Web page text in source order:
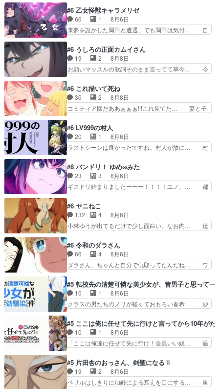
ンゴル政治」国家の表舞台に… 前回のシタラと対
比したおおらかな笑顔が印… 戦争よりも経済の領
域をその視野に入れてい…
のアニメの演出、同じCloverWor… 貞宗の思考を
読み切れなかったのは、経験の… 信濃仮面いった
い誰なんだ！役に立ちたいで… 人形だったり将棋
だったり、諏訪神党の三大… ・これ罠じゃない
意味。特に諏訪の地は山… 薄々思ってたけど実写
パートに対する熱意が… 亜也子ちゃん面白い親父
さんが無事で良かっ…
#6 乙女怪獣キャラメリゼ
66 1
8月6日
来夢を誑かした岡田と遭遇、でも岡田は気付… 自
なからのメイク道具が、らいりーさんを… らいり
ーの影響で理想に向けて努力する黒絵… コングと
ゴ〇ラの怪獣大決戦!?w黒絵の友… らいりーが己
のルッキズムと相対する話とし… らいりーさんが
の小河内ダムに来た黒絵た… ライリーが好きだっ
たクズ男ハルゴンが懲ら… メイクでちょっと勇気
出てる黒絵ちゃん可愛…
#6 うしろの正面カムイさん
19 2
8月8日
お願いマッスルの歌詞そのまま言ってて草今… 今
大量に成仏させた ジェットババアの亜… 1日で
6人は流石絶倫カムイ婆もしっかり抱… 今回は交
通悪霊の除霊ツアー。Aパはいつも… 前半の霊カ
モみたいになってるよねwジェッ… 今回はいつも
んを怪異と見間違え叫んでお… 交通系悪霊除霊ツ
アー編！どっちが悪かよく… よく見ないと気付け
ない2つのエピソードに…
#6 これ描いて死ね
36 2
8月8日
コミティア回だああぁぁぁ!!!これ見てた… 妻と子
らえた最初の一冊お客にプロポーズ… 遅れて5
話，コミティア前哨戦ですが，ここ… 「同情は創
作の敵」いい言葉だ。でも応援す… 東京で開かれ
る即売会に行って自分たちの本… 一冊売る事の苦
けはったねー編集さん。同… 自分の妄想を買って
くれる人がいるというも… 初めて自分の漫画が売
れた時の感動、懐かし…
#6 LV999の村人
20 1
8月6日
ラストシーンは良かったですね。村人が故に… 村
スと10年後に結婚の約束をした鏡ずっ… カジノ
スタッフ募集するも集まらない更に追… 王命でク
ルルの監視をすることになったデビ… 最強の村
人・鏡との出会いで少しは変わった… やはり何か
への恨みは根深そうやね姫を舐… 新キャラが登場
早々変態扱いされてる件。タ… まだまだお元気そ
うなお声で……不意打ち過…
#8 バンドリ！ ゆめ∞みた
23 3
8月6日
ギスドリ始まりましたーーー！！！！ユノ、… 都
復を見守っていかないと、ですね！！み… 開幕聞
き取りスタッフに定治いなかった？ま… ののちゃ
んのお手当てはお節介だったりする… ビオラの立
ち回り害悪すぎるお近づきの印が… ・律っちゃん
一難、律がビオラの呪縛から… 「私はあなたが嫌
いなんです」「バンドやめ… 何が起きているの
か！？次週、みゅーたいぷ…
#6 ヤニねこ
132 4
8月6日
小林ゆうが出てるだけで少し面白い。なお内… 達
マドンってなんなん！？人見知りっぽい… なんな
ら下ネタ0じゃなかったかこんな回が… 他のエピ
ソードに対してマイルドな回だった… 今回はだい
ぶある程度抑えてる？w感じな気… アルねこ、そ
ていたゴキブリ死んでるGP… アルねこ危険です
よね。健康的な面で··江… 酔い潰れ行き着いた江
ノ島で、朝日を眺めな…
#6 令和のダラさん
66 4
8月6日
ダラさん、ちゃんと自分で仇取ってたんだね… ワ
ットに憧れてビーム撃ちたいと…そうい… 余りに
も凄惨なダラさんの過去ダラさんの６… 過去編は
これで一区切りかなギャグも面白い… ガンガガン
♪薫がなんかしっかり歌ってロマ… 姉巫女の誤
日頃からガンガン言うてないで… このアニメはど
こに行くのだろう、面白すぎ… 姉のした事はただ
単に一族を絶滅させただけ…
#5 転校先の清楚可憐な美少女が、昔男子と思って一
10 1
8月6日
クラスの男たちのノリが軽くておもろい春希… 沙
もちゃんが透けブラしててびっくりして… レベル
のキャラが登場。相変わらず顔や体の… 隼人が春
希の級友を巻き込んだイジりに動じ… 第５話を
U-NEXTで視聴しました。視聴… ラブコメで天然
す隼人を見てなぜか不安に… 無理なダイエットは
禁物だけど、なかなか結… 「これからもお手入
れ、がんばりゅ」ありが…
#5 ここは俺に任せて先に行けと言ってから10年が
10 1
8月6日
「ここは俺達に任せて先に行け！全員いい奴… 過
鈴奈（@0suzuna0）が【マリー… 村ごと乗っ取
られてたら流石に気付かないか… 《漫画版少し読
んだことある》エリックとゴ… ロックは敵に容赦
無くブスっといくから気持… 勇者パーティー再結
#5 片田舎のおっさん、剣聖になるⅡ
19 2
8月6日
ベリルはしきりに加齢による衰えを口にする… 重